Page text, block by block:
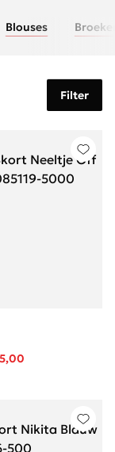
Blouses
Filter